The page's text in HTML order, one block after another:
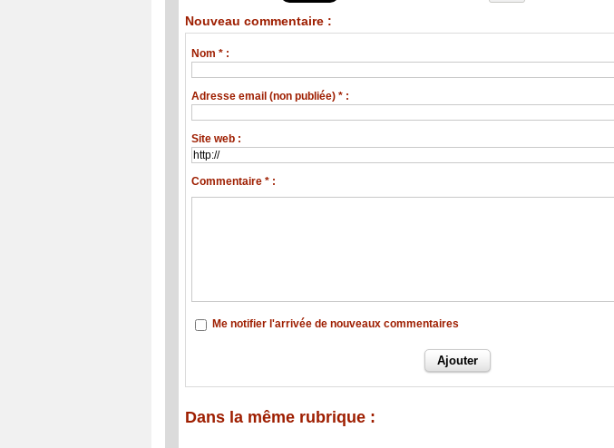
Nouveau commentaire :
Nom * :
Adresse email (non publiée) * :
Site web :
Commentaire * :
Me notifier l'arrivée de nouveaux commentaires
Dans la même rubrique :